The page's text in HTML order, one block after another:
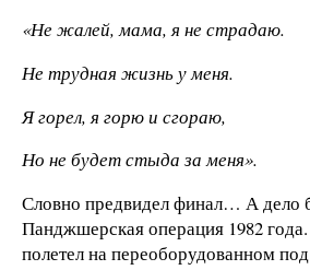
«Не жалей, мама, я не страдаю.
Не трудная жизнь у меня.
Я горел, я горю и сгораю,
Но не будет стыда за меня».
Словно предвидел финал… А дело
Панджшерская операция 1982
полетел на переоборудованном